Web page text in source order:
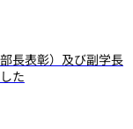
長表彰）及び副学長
た